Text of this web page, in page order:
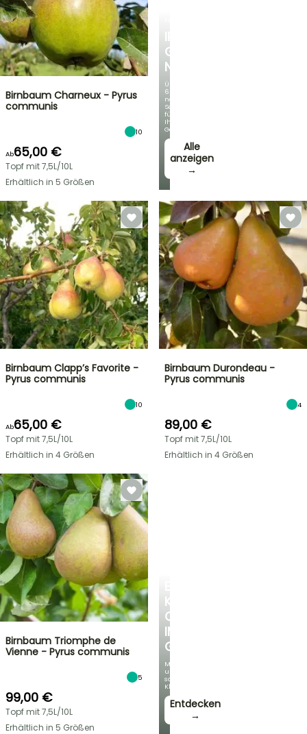
KÜHLE
OASE
IM
GARTEN
Mit
unseren
schönsten
Kletterpflanzen!
Entdecken
→
IRIS
GERMANICA
NEUHEITEN
Über
60
neue
Sorten
für
Ihren
Garten!
Alle
anzeigen
→
Birnbaum Charneux - Pyrus
communis
10
Ab65,00 €
Topf mit 7,5L/10L
Erhältlich in 5 Größen
Birnbaum Clapp’s Favorite -
Pyrus communis
10
Ab65,00 €
Topf mit 7,5L/10L
Erhältlich in 4 Größen
Birnbaum Durondeau -
Pyrus communis
4
89,00 €
Topf mit 7,5L/10L
Erhältlich in 4 Größen
Birnbaum Triomphe de
Vienne - Pyrus communis
5
99,00 €
Topf mit 7,5L/10L
Erhältlich in 5 Größen